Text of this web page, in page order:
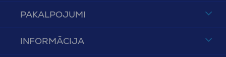
PAKALPOJUMI
INFORMĀCIJA